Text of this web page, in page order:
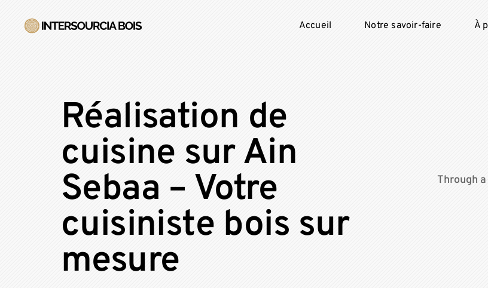
Accueil Notre savoir-faire À
Réalisation de
cuisine sur Ain
Sebaa – Votre
cuisiniste bois sur
mesure
Through